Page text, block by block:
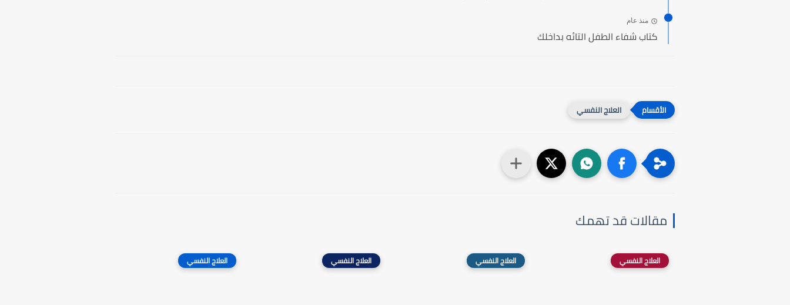
منذ عام
كتاب شفاء الطفل التائه بداخلك
العلاج النفسي
مقالات قد تهمك
العلاج النفسي العلاج النفسي العلاج النفسي العلاج النفسي